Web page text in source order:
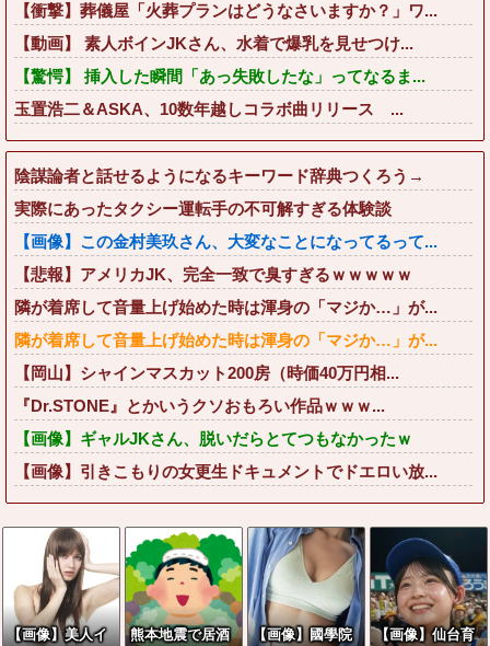
【衝撃】葬儀屋「火葬プランはどうなさいますか？」ワ...
【動画】 素人ボインJKさん、水着で爆乳を見せつけ...
【驚愕】 挿入した瞬間「あっ失敗したな」ってなるま...
玉置浩二＆ASKA、10数年越しコラボ曲リリース ...
陰謀論者と話せるようになるキーワード辞典つくろう→
実際にあったタクシー運転手の不可解すぎる体験談
【画像】この金村美玖さん、大変なことになってるって...
【悲報】アメリカJK、完全一致で臭すぎるｗｗｗｗｗ
隣が着席して音量上げ始めた時は渾身の「マジか…」が...
隣が着席して音量上げ始めた時は渾身の「マジか…」が...
【岡山】シャインマスカット200房（時価40万円相...
『Dr.STONE』とかいうクソおもろい作品ｗｗｗ...
【画像】ギャルJKさん、脱いだらとてつもなかったｗ
【画像】引きこもりの女更生ドキュメントでドエロい放...
【画像】美人イ
熊本地震で居酒
【画像】國學院
【画像】仙台育